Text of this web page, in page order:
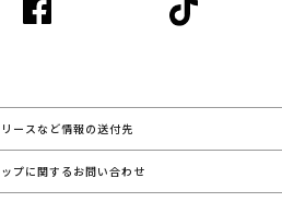
ースなど情報の送付先
プに関するお問い合わせ